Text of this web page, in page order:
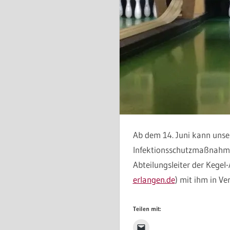
Ab dem 14. Juni kann
Abteilungsleiter der
erlangen.de) mit ihm in
Teilen mit: